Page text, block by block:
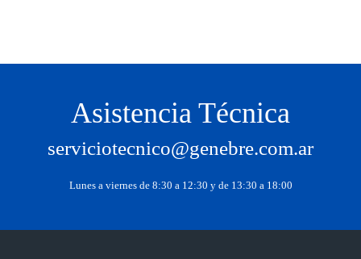
Asistencia Técnica
serviciotecnico@genebre.com.ar
Lunes a viernes de 8:30 a 12:30 y de 13:30 a 18:00